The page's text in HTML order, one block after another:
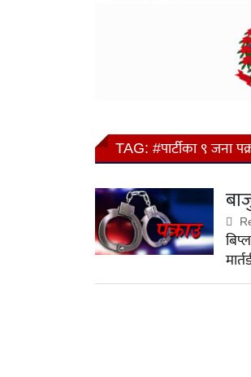
TAG: #पार्टीका ९ जना